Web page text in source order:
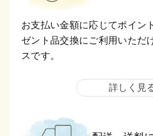
お支払い金額に応じてポイン
ゼント品交換にご利用いただ
スです。
詳しく見